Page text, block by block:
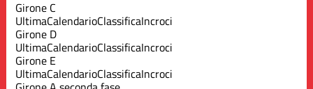
Girone C
UltimaCalendarioClassificaIncroci
Girone D
UltimaCalendarioClassificaIncroci
Girone E
UltimaCalendarioClassificaIncroci